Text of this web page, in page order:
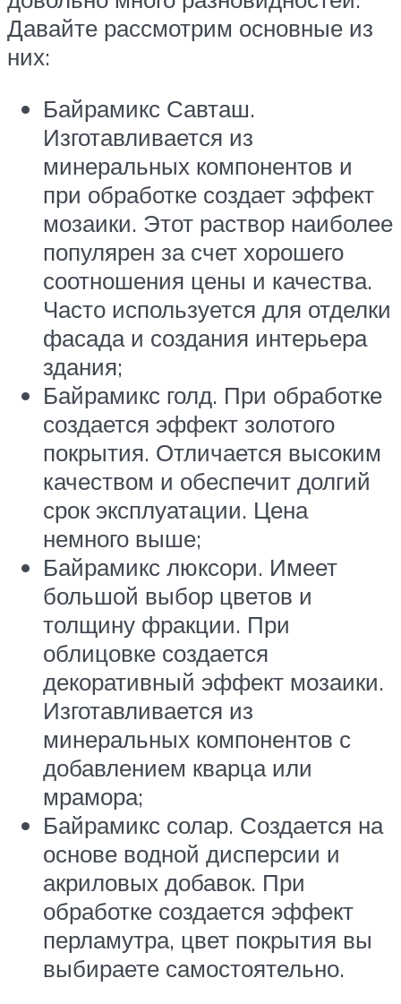
Давайте рассмотрим основные из
них:
Байрамикс Савташ.
Изготавливается из
минеральных компонентов и
при обработке создает эффект
мозаики. Этот раствор наиболее
популярен за счет хорошего
соотношения цены и качества.
Часто используется для отделки
фасада и создания интерьера
здания;
Байрамикс голд. При обработке
создается эффект золотого
покрытия. Отличается высоким
качеством и обеспечит долгий
срок эксплуатации. Цена
немного выше;
Байрамикс люксори. Имеет
большой выбор цветов и
толщину фракции. При
облицовке создается
декоративный эффект мозаики.
Изготавливается из
минеральных компонентов с
добавлением кварца или
мрамора;
Байрамикс солар. Создается на
основе водной дисперсии и
акриловых добавок. При
обработке создается эффект
перламутра, цвет покрытия вы
выбираете самостоятельно.